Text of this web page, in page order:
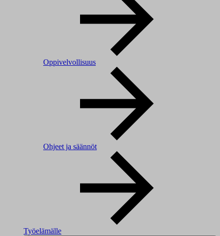
Oppivelvollisuus
Ohjeet ja säännöt
Työelämälle